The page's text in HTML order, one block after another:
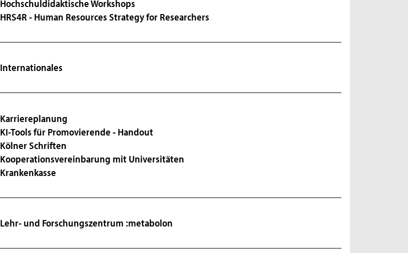
Hochschuldidaktische Workshops
HRS4R - Human Resources Strategy for Researchers
Internationales
Karriereplanung
KI-Tools für Promovierende - Handout
Kölner Schriften
Kooperationsvereinbarung mit Universitäten
Krankenkasse
Lehr- und Forschungszentrum :metabolon